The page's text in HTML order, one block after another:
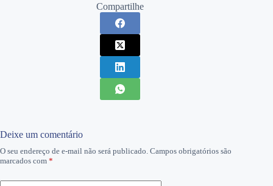
Compartilhe
Deixe um comentário
O seu endereço de e-mail não será publicado. Campos obrigatórios são
marcados com *